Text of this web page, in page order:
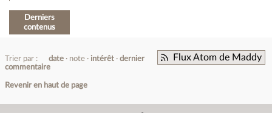
Derniers
contenus
Flux Atom de Maddy
Trier par : date note intérêt
dernier
commentaire
Revenir en haut de page